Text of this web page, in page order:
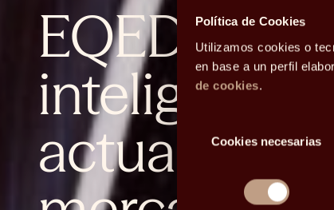
Política de Cookies
Utilizamos cookies o
en base a un perfil
de cookies.
Selección
Cookies necesarias
EQED:
actualidad